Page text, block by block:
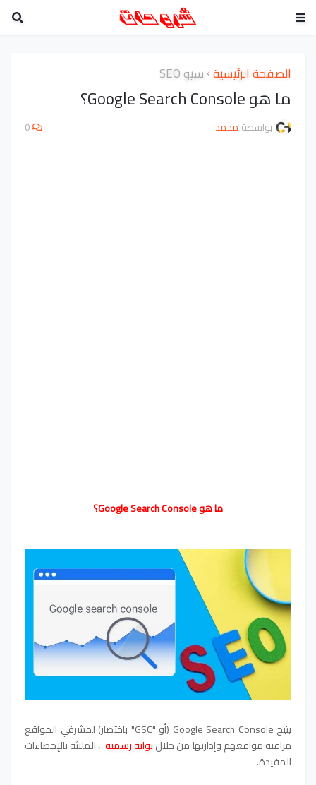
الصفحة الرئيسية سيو SEO
ما هو Google Search Console؟
بواسطة محمد 0
ما هو Google Search Console؟
يتيح Google Search Console (أو "GSC" باختصار) لمشرفي المواقع
مراقبة مواقعهم وإدارتها من خلالبوابة رسمية ، المليئة بالإحصاءات
المفيدة.